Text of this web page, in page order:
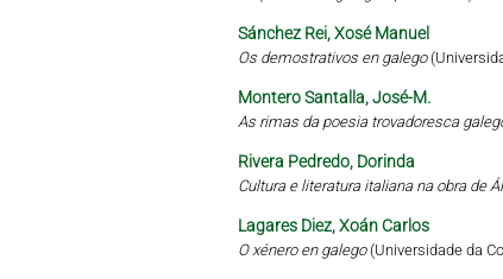
Sánchez Rei, Xosé Manuel
Os demostrativos en galego
Montero Santalla, José-M.
As rimas da poesia trovadoresca
Rivera Pedredo, Dorinda
Cultura e literatura italiana na obra de
Lagares Diez, Xoán Carlos
O xénero en galego(Universidade da